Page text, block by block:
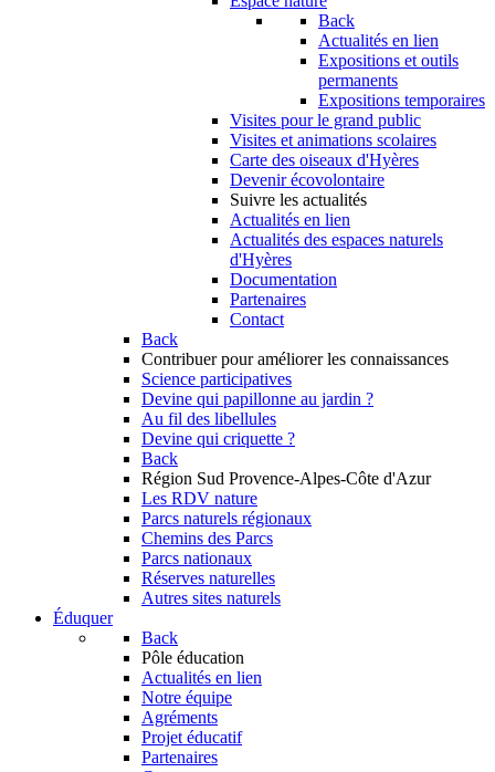
Back
Actualités en lien
Expositions et outils
permanents
Expositions temporaires
Visites pour le grand public
Visites et animations scolaires
Carte des oiseaux d'Hyères
Devenir écovolontaire
Suivre les actualités
Actualités en lien
Actualités des espaces naturels
d'Hyères
Documentation
Partenaires
Contact
Back
Contribuer pour améliorer les connaissances
Science participatives
Devine qui papillonne au jardin ?
Au fil des libellules
Devine qui criquette ?
Back
Région Sud Provence-Alpes-Côte d'Azur
Les RDV nature
Parcs naturels régionaux
Chemins des Parcs
Parcs nationaux
Réserves naturelles
Autres sites naturels
Éduquer
Back
Pôle éducation
Actualités en lien
Notre équipe
Agréments
Projet éducatif
Partenaires